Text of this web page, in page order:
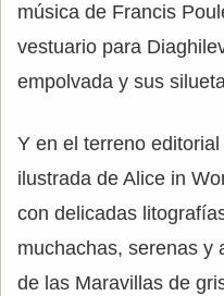
música de Francis
vestuario para
empolvada y sus
Y en el terreno
ilustrada de Alice in
con delicadas
muchachas, serenas y
de las Maravillas de